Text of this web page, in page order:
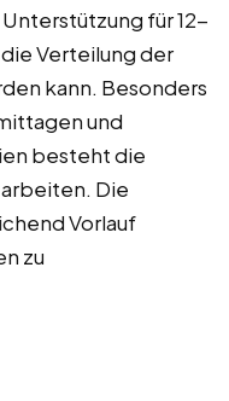
für 12-
Verteilung der
kann. Besonders
und
besteht die
Die
Vorlauf
zu